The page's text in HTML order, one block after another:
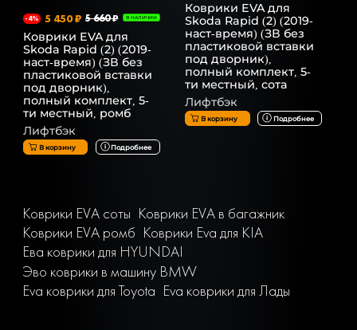
-4% 5 450 ₽ 5 660 ₽ В НАЛИЧИИ
Коврики EVA для
Skoda Rapid (2) (2019-
наст-время) (ЗВ без
пластиковой вставки
под дворник),
полный комплект, 5-
ти местный, ромб
Лифтбэк
В корзину Подробнее
Коврики EVA для
Skoda Rapid (2) (2019-
наст-время) (ЗВ без
пластиковой вставки
под дворник),
полный комплект, 5-
ти местный, сота
Лифтбэк
В корзину Подробнее
Коврики EVA соты Коврики EVA в багажник
Коврики EVA ромб Коврики Eva для KIA
Ева коврики для HYUNDAI
Эво коврики в машину BMW
Eva коврики для Toyota Eva коврики для Лады